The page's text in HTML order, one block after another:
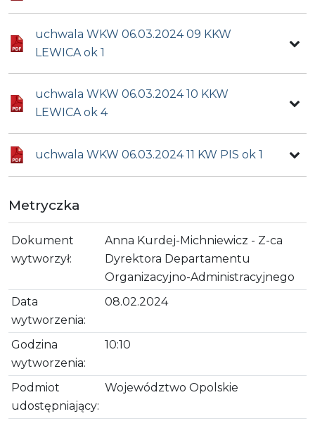
uchwala WKW 06.03.2024 09 KKW
LEWICA ok 1
uchwala WKW 06.03.2024 10 KKW
LEWICA ok 4
uchwala WKW 06.03.2024 11 KW PIS ok 1
Metryczka
Dokument
wytworzył:
Anna Kurdej-Michniewicz - Z-ca
Dyrektora Departamentu
Organizacyjno-Administracyjnego
Data
wytworzenia:
08.02.2024
Godzina
wytworzenia:
10:10
Podmiot
udostępniający:
Województwo Opolskie